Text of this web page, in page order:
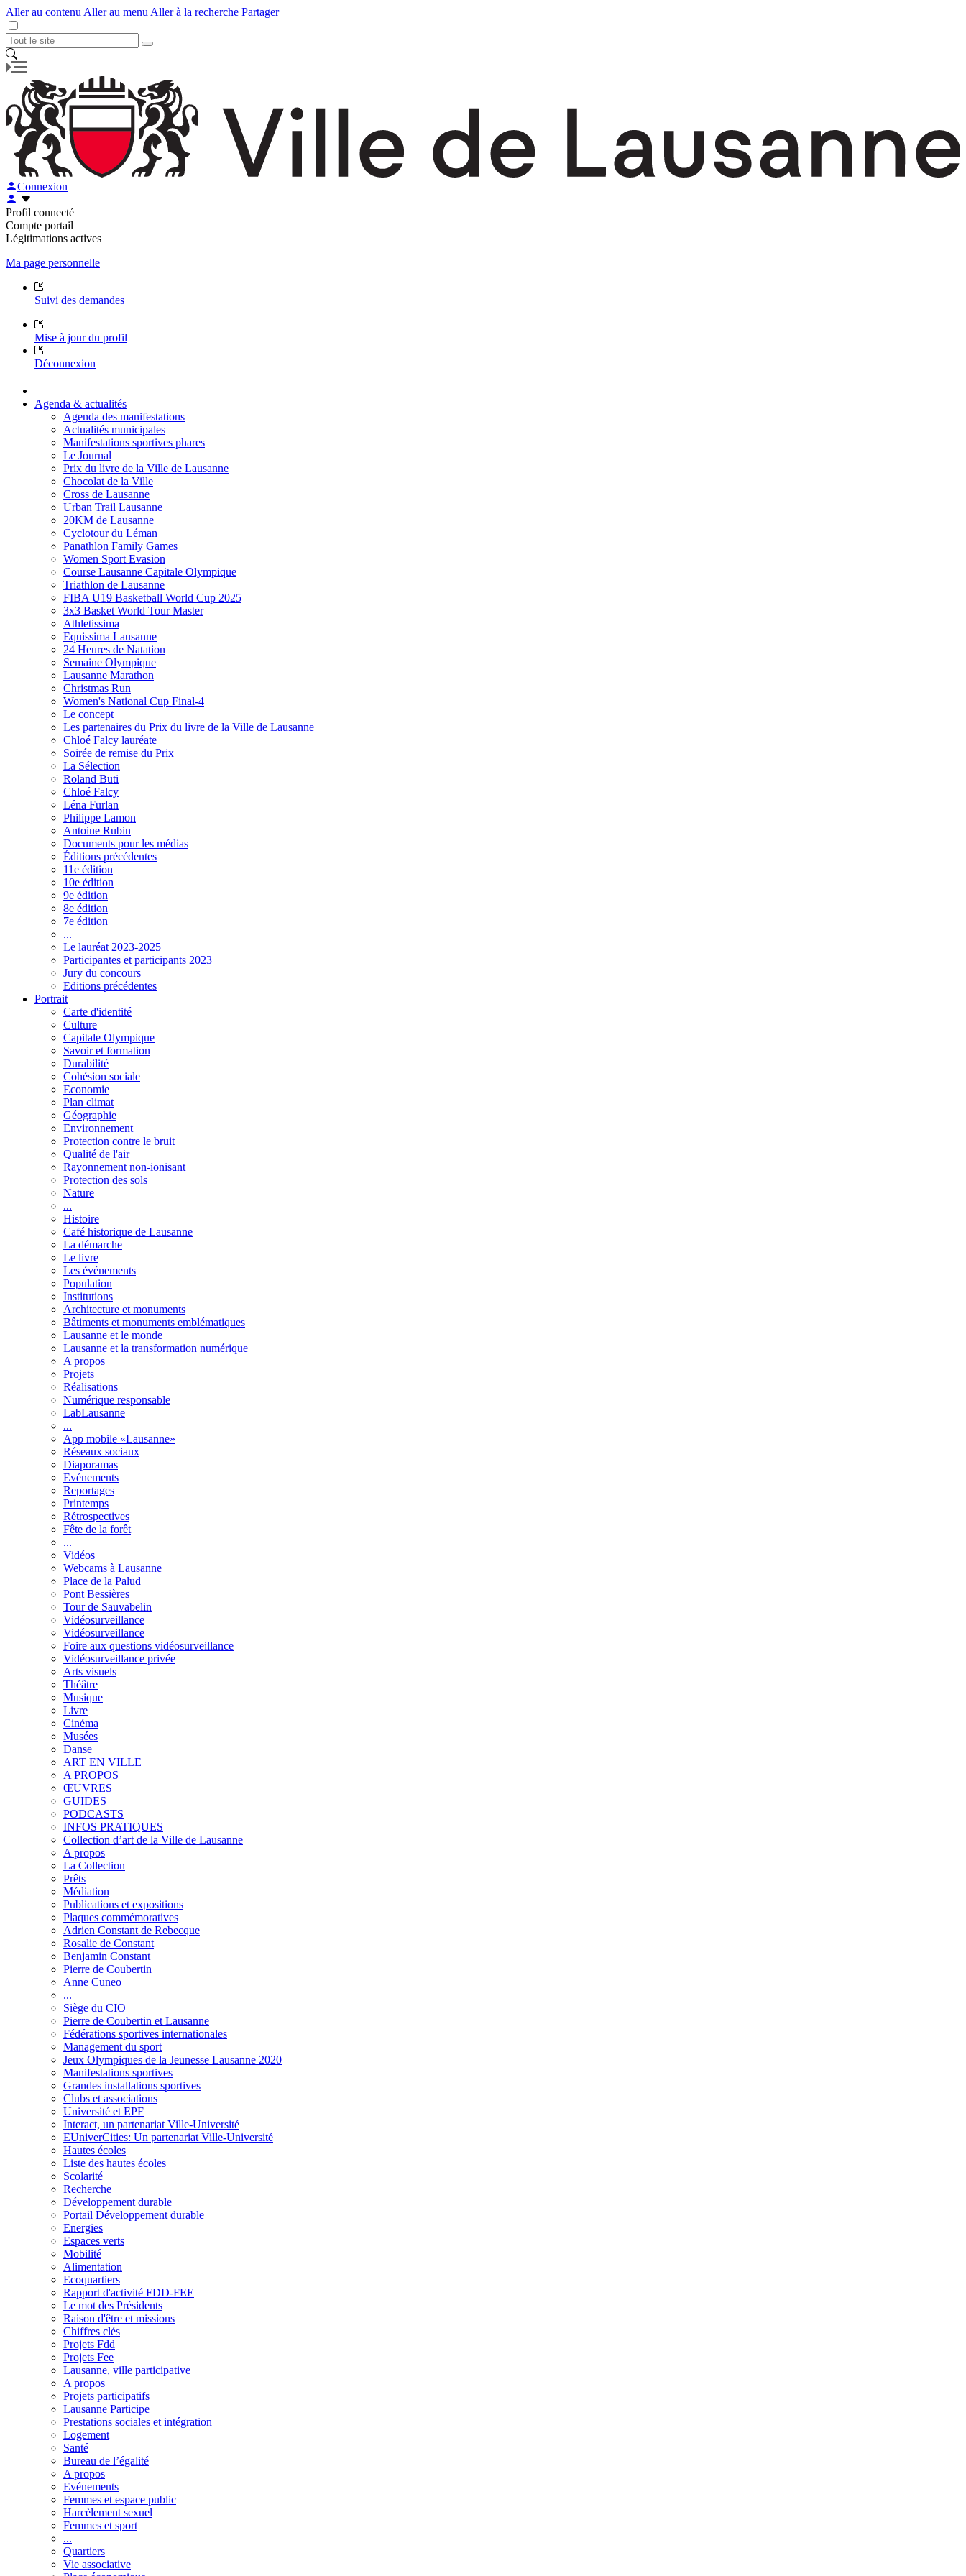
Aller au contenu Aller au menu Aller à la recherche Partager
Connexion
Profil connecté
Compte portail
Légitimations actives
Ma page personnelle
Suivi des demandes
Mise à jour du profil
Déconnexion
Agenda & actualités
Agenda des manifestations
Actualités municipales
Manifestations sportives phares
Le Journal
Prix du livre de la Ville de Lausanne
Chocolat de la Ville
Cross de Lausanne
Urban Trail Lausanne
20KM de Lausanne
Cyclotour du Léman
Panathlon Family Games
Women Sport Evasion
Course Lausanne Capitale Olympique
Triathlon de Lausanne
FIBA U19 Basketball World Cup 2025
3x3 Basket World Tour Master
Athletissima
Equissima Lausanne
24 Heures de Natation
Semaine Olympique
Lausanne Marathon
Christmas Run
Women's National Cup Final-4
Le concept
Les partenaires du Prix du livre de la Ville de Lausanne
Chloé Falcy lauréate
Soirée de remise du Prix
La Sélection
Roland Buti
Chloé Falcy
Léna Furlan
Philippe Lamon
Antoine Rubin
Documents pour les médias
Éditions précédentes
11e édition
10e édition
9e édition
8e édition
7e édition
...
Le lauréat 2023-2025
Participantes et participants 2023
Jury du concours
Editions précédentes
Portrait
Carte d'identité
Culture
Capitale Olympique
Savoir et formation
Durabilité
Cohésion sociale
Economie
Plan climat
Géographie
Environnement
Protection contre le bruit
Qualité de l'air
Rayonnement non-ionisant
Protection des sols
Nature
...
Histoire
Café historique de Lausanne
La démarche
Le livre
Les événements
Population
Institutions
Architecture et monuments
Bâtiments et monuments emblématiques
Lausanne et le monde
Lausanne et la transformation numérique
A propos
Projets
Réalisations
Numérique responsable
LabLausanne
...
App mobile «Lausanne»
Réseaux sociaux
Diaporamas
Evénements
Reportages
Printemps
Rétrospectives
Fête de la forêt
...
Vidéos
Webcams à Lausanne
Place de la Palud
Pont Bessières
Tour de Sauvabelin
Vidéosurveillance
Vidéosurveillance
Foire aux questions vidéosurveillance
Vidéosurveillance privée
Arts visuels
Théâtre
Musique
Livre
Cinéma
Musées
Danse
ART EN VILLE
A PROPOS
ŒUVRES
GUIDES
PODCASTS
INFOS PRATIQUES
Collection d’art de la Ville de Lausanne
A propos
La Collection
Prêts
Médiation
Publications et expositions
Plaques commémoratives
Adrien Constant de Rebecque
Rosalie de Constant
Benjamin Constant
Pierre de Coubertin
Anne Cuneo
...
Siège du CIO
Pierre de Coubertin et Lausanne
Fédérations sportives internationales
Management du sport
Jeux Olympiques de la Jeunesse Lausanne 2020
Manifestations sportives
Grandes installations sportives
Clubs et associations
Université et EPF
Interact, un partenariat Ville-Université
EUniverCities: Un partenariat Ville-Université
Hautes écoles
Liste des hautes écoles
Scolarité
Recherche
Développement durable
Portail Développement durable
Energies
Espaces verts
Mobilité
Alimentation
Ecoquartiers
Rapport d'activité FDD-FEE
Le mot des Présidents
Raison d'être et missions
Chiffres clés
Projets Fdd
Projets Fee
Lausanne, ville participative
A propos
Projets participatifs
Lausanne Participe
Prestations sociales et intégration
Logement
Santé
Bureau de l’égalité
A propos
Evénements
Femmes et espace public
Harcèlement sexuel
Femmes et sport
...
Quartiers
Vie associative